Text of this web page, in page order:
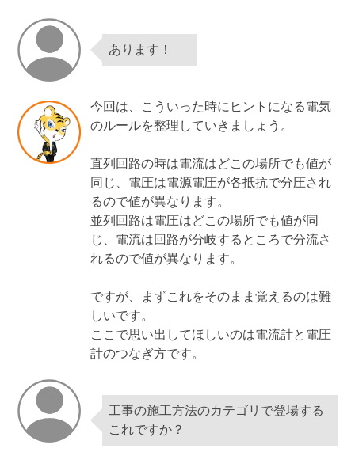
あります！
今回は、こういった時にヒントになる電気
のルールを整理していきましょう。
直列回路の時は電流はどこの場所でも値が
同じ、電圧は電源電圧が各抵抗で分圧され
るので値が異なります。
並列回路は電圧はどこの場所でも値が同
じ、電流は回路が分岐するところで分流さ
れるので値が異なります。
ですが、まずこれをそのまま覚えるのは難
しいです。
ここで思い出してほしいのは電流計と電圧
計のつなぎ方です。
工事の施工方法のカテゴリで登場する
これですか？